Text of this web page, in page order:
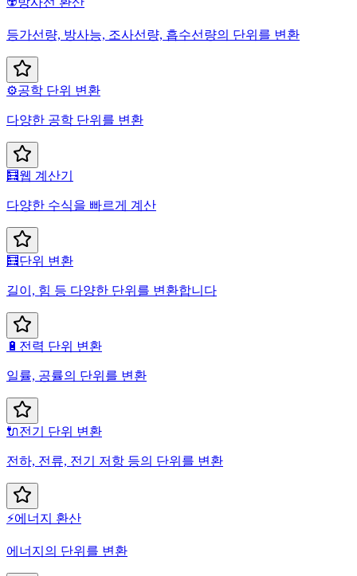
등가선량, 방사능, 조사선량, 흡수선량의 단위를 변환
⚙️공학 단위 변환
다양한 공학 단위를 변환
🧮웹 계산기
다양한 수식을 빠르게 계산
🧮단위 변환
길이, 힘 등 다양한 단위를 변환합니다
🔋 전력 단위 변환
일률, 공률의 단위를 변환
🔌전기 단위 변환
전하, 전류, 전기 저항 등의 단위를 변환
⚡에너지 환산
에너지의 단위를 변환